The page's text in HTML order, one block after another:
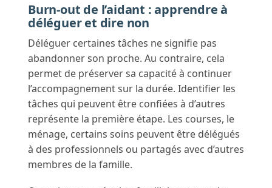
Burn-out de l’aidant : apprendre à
déléguer et dire non
Déléguer certaines tâches ne signifie pas
abandonner son proche. Au contraire, cela
permet de préserver sa capacité à continuer
l’accompagnement sur la durée. Identifier les
tâches qui peuvent être confiées à d’autres
représente la première étape. Les courses, le
ménage, certains soins peuvent être délégués
à des professionnels ou partagés avec d’autres
membres de la famille.